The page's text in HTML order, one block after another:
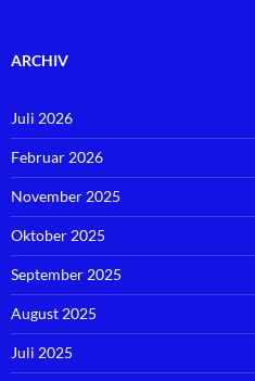
ARCHIV
Juli 2026
Februar 2026
November 2025
Oktober 2025
September 2025
August 2025
Juli 2025